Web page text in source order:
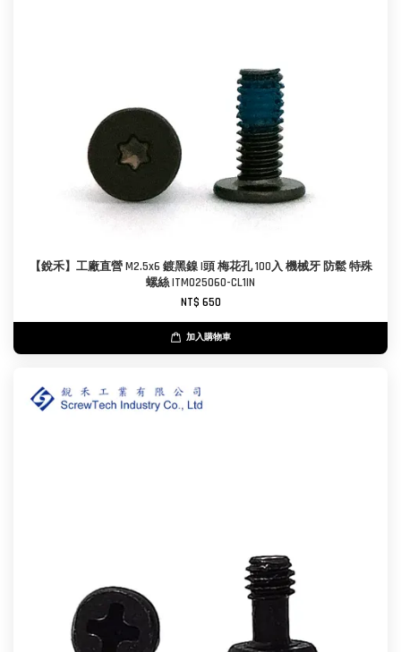
【銳禾】工廠直營 M2.5x6 鍍黑鎳 I頭 梅花孔 100入 機械牙 防鬆 特殊
螺絲 ITM025060-CL1IN
NT$ 650
加入購物車